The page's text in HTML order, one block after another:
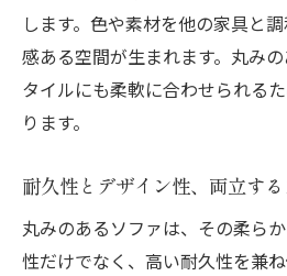
します。色や素材を他の家具と
感ある空間が生まれます。丸み
タイルにも柔軟に合わせられる
ります。
耐久性とデザイン性、両立す
丸みのあるソファは、その柔ら
性だけでなく、高い耐久性を兼